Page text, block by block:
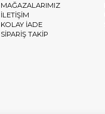
MAĞAZALARIMIZ
İLETİŞİM
KOLAY İADE
SİPARİŞ TAKİP